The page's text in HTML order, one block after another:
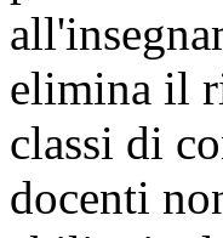
elimina il
classi di
docenti